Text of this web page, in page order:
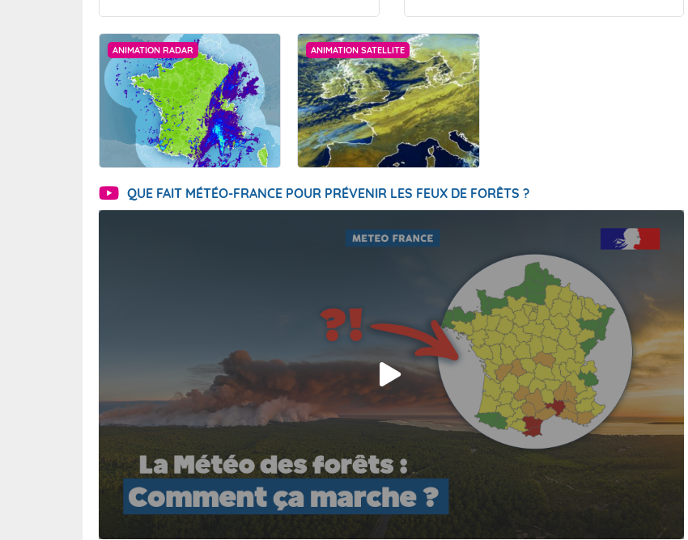
ANIMATION RADAR ANIMATION SATELLITE
QUE FAIT MÉTÉO-FRANCE POUR PRÉVENIR LES FEUX DE FORÊTS ?